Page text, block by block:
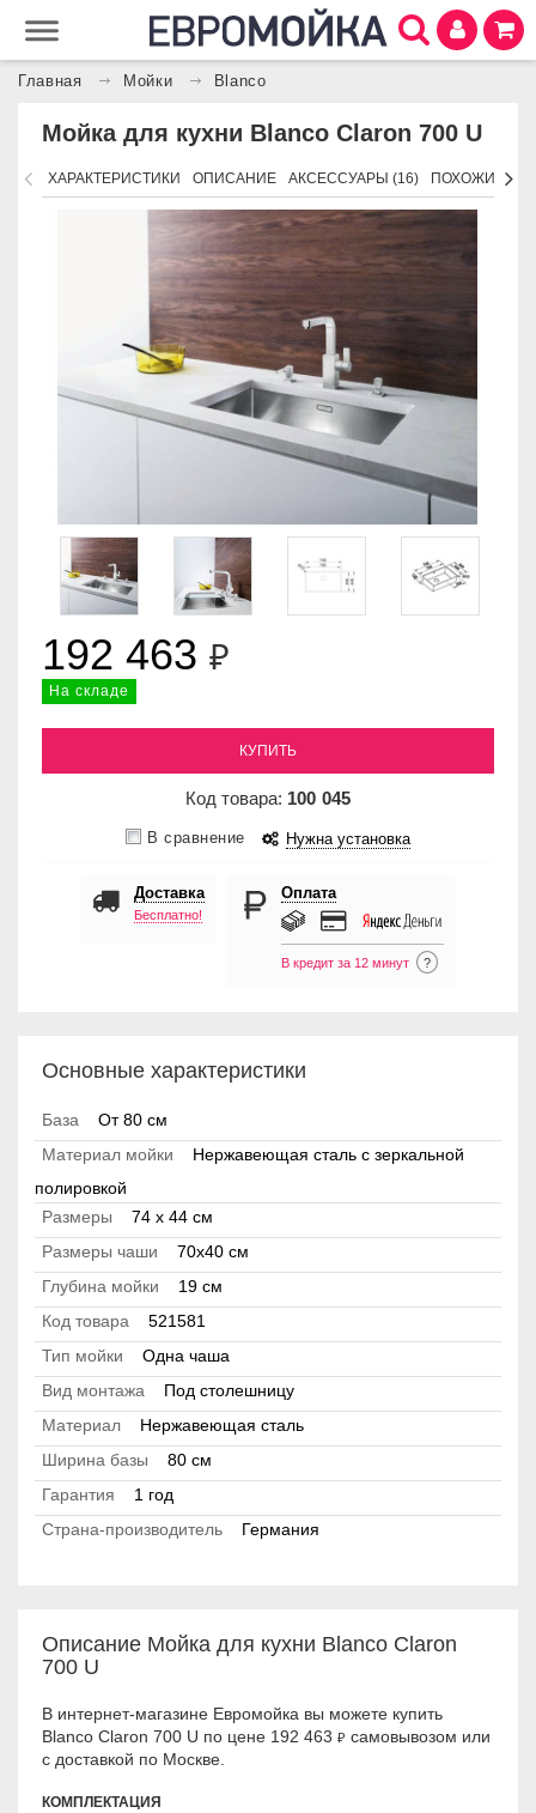
Главная Мойки Blanco
Мойка для кухни Blanco Claron 700 U
ХАРАКТЕРИСТИКИ ОПИСАНИЕ АКСЕССУАРЫ (16) ПОХОЖИЕ
192 463 ₽
На складе
КУПИТЬ
Код товара: 100 045
В сравнение Нужна установка
Доставка
Бесплатно!
Оплата
В кредит за 12 минут ?
Основные характеристики
База
От 80 см
Материал мойки
Нержавеющая сталь с зеркальной
полировкой
Размеры
74 x 44 см
Размеры чаши
70х40 см
Глубина мойки
19 см
Код товара
521581
Тип мойки
Одна чаша
Вид монтажа
Под столешницу
Материал
Нержавеющая сталь
Ширина базы
80 см
Гарантия
1 год
Страна-производитель
Германия
Описание Мойка для кухни Blanco Claron
700 U
В интернет-магазине Евромойка вы можете купить
Blanco Claron 700 U по цене 192 463 ₽ самовывозом или
с доставкой по Москве.
КОМПЛЕКТАЦИЯ